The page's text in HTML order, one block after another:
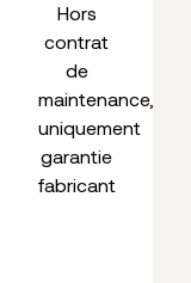
Hors
contrat
de
maintenance,
uniquement
garantie
fabricant